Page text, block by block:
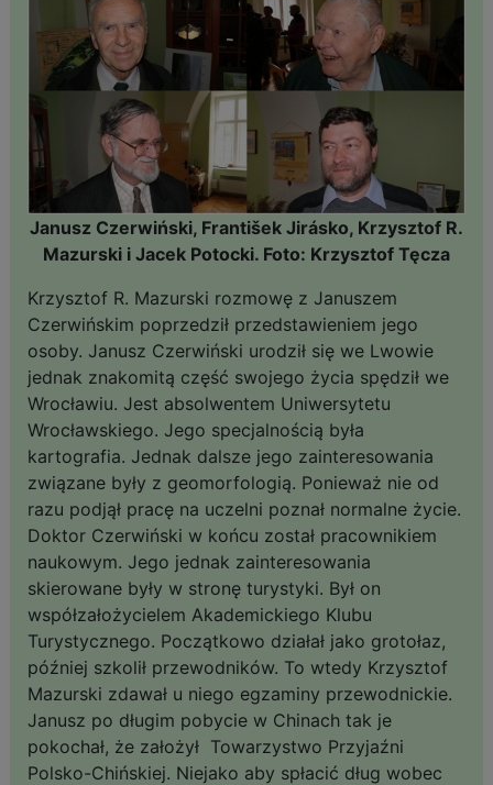
Janusz Czerwiński, František Jirásko, Krzysztof R.
Mazurski i Jacek Potocki. Foto: Krzysztof Tęcza
Krzysztof R. Mazurski rozmowę z Januszem
Czerwińskim poprzedził przedstawieniem jego
osoby. Janusz Czerwiński urodził się we Lwowie
jednak znakomitą część swojego życia spędził we
Wrocławiu. Jest absolwentem Uniwersytetu
Wrocławskiego. Jego specjalnością była
kartografia. Jednak dalsze jego zainteresowania
związane były z geomorfologią. Ponieważ nie od
razu podjął pracę na uczelni poznał normalne życie.
Doktor Czerwiński w końcu został pracownikiem
naukowym. Jego jednak zainteresowania
skierowane były w stronę turystyki. Był on
współzałożycielem Akademickiego Klubu
Turystycznego. Początkowo działał jako grotołaz,
później szkolił przewodników. To wtedy Krzysztof
Mazurski zdawał u niego egzaminy przewodnickie.
Janusz po długim pobycie w Chinach tak je
pokochał, że założył Towarzystwo Przyjaźni
Polsko-Chińskiej. Niejako aby spłacić dług wobec